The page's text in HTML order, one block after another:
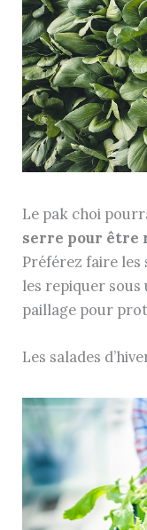
Le pak choi
serre pour être
Préférez faire
les repiquer sous
paillage pour
Les salades